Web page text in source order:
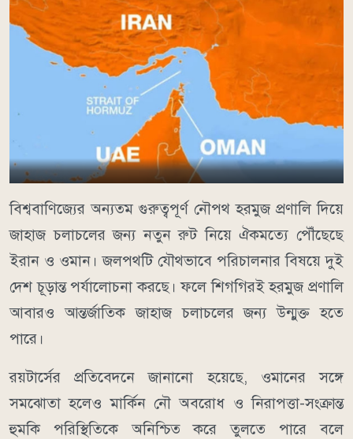
বিশ্ববাণিজ্যের অন্যতম গুরুত্বপূর্ণ নৌপথ হরমুজ প্রণালি দিয়ে
জাহাজ চলাচলের জন্য নতুন রুট নিয়ে ঐকমত্যে পৌঁছেছে
ইরান ও ওমান। জলপথটি যৌথভাবে পরিচালনার বিষয়ে দুই
দেশ চূড়ান্ত পর্যালোচনা করছে। ফলে শিগগিরই হরমুজ প্রণালি
আবারও আন্তর্জাতিক জাহাজ চলাচলের জন্য উন্মুক্ত হতে
পারে।
রয়টার্সের প্রতিবেদনে জানানো হয়েছে, ওমানের সঙ্গে
সমঝোতা হলেও মার্কিন নৌ অবরোধ ও নিরাপত্তা-সংক্রান্ত
হুমকি পরিস্থিতিকে অনিশ্চিত করে তুলতে পারে বলে